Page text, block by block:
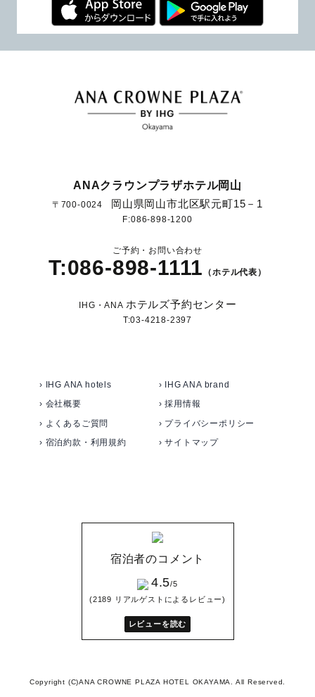
ANAクラウンプラザホテル岡山
〒700-0024 岡山県岡山市北区駅元町15－1
F:086-898-1200
ご予約・お問い合わせ
T:086-898-1111 （ホテル代表）
IHG・ANA ホテルズ予約センター
T:03-4218-2397
› IHG ANA hotels
› IHG ANA brand
› 会社概要
› 採用情報
› よくあるご質問
› プライバシーポリシー
› 宿泊約款・利用規約
› サイトマップ
宿泊者のコメント
4.5/5
(2189 リアルゲストによるレビュー)
レビューを読む
Copyright (C)ANA CROWNE PLAZA HOTEL OKAYAMA. All Reserved.